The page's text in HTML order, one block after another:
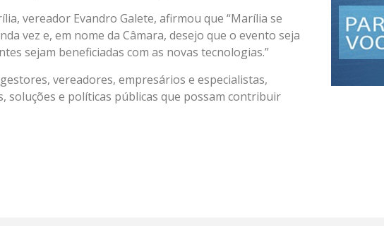
vereador Evandro Galete, afirmou que “Marília se
vez e, em nome da Câmara, desejo que o evento seja
sejam beneficiadas com as novas tecnologias.”
vereadores, empresários e especialistas,
soluções e políticas públicas que possam contribuir